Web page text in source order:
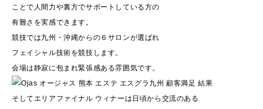
ことで人間力や裏方でサポートしている方の
有難さを実感できます。
競技では九州・沖縄からの６サロンが選ばれ
フェイシャル技術を競技します。
会場は静寂に包まれ緊張感ある雰囲気です。
そしてエリアファイナル ウィナーは日頃から交流のある